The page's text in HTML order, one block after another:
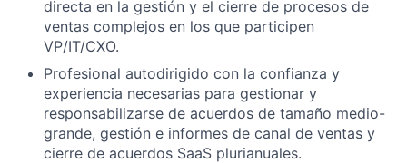
directa en la gestión y el cierre de procesos de
ventas complejos en los que participen
VP/IT/CXO.
Profesional autodirigido con la confianza y
experiencia necesarias para gestionar y
responsabilizarse de acuerdos de tamaño medio-
grande, gestión e informes de canal de ventas y
cierre de acuerdos SaaS plurianuales.